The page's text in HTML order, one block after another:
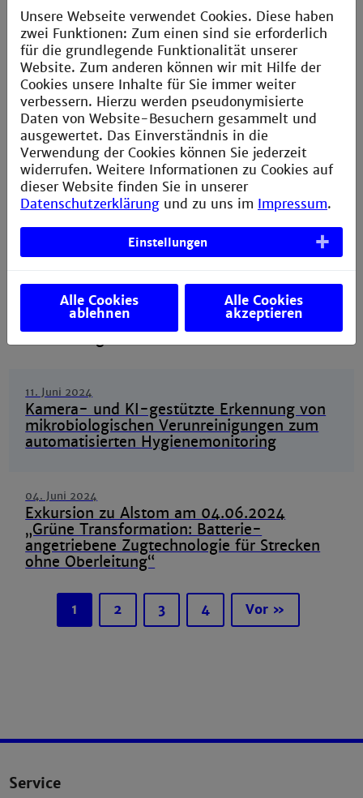
Messgeräts zur
Luftfeuchtigkeitsbestimmung
(Psychrometer)
23. März 2025
„Was hat Raketenwissenschaften mit
Wasserstofftechnologie zu tun?“
17. November 2024
Vortrag: Planung von Photovoltaikanlagen
auf architektonisch anspruchsvollen
Gebäuden – Wie können wir die
Energiewende schaffen?
18. Oktober 2024
Eine Brücke der Innovation: Die
Kooperation zwischen der Universität
Luxemburg und der Hochschule Mannheim
11. Juni 2024
Kamera- und KI-gestützte Erkennung von
mikrobiologischen Verunreinigungen zum
automatisierten Hygienemonitoring
04. Juni 2024
Exkursion zu Alstom am 04.06.2024
„Grüne Transformation: Batterie-
angetriebene Zugtechnologie für Strecken
ohne Oberleitung“
1 2 3 4 Vor »
Service
Unsere Webseite verwendet Cookies. Diese haben
zwei Funktionen: Zum einen sind sie erforderlich
für die grundlegende Funktionalität unserer
Website. Zum anderen können wir mit Hilfe der
Cookies unsere Inhalte für Sie immer weiter
verbessern. Hierzu werden pseudonymisierte
Daten von Website-Besuchern gesammelt und
ausgewertet. Das Einverständnis in die
Verwendung der Cookies können Sie jederzeit
widerrufen. Weitere Informationen zu Cookies auf
dieser Website finden Sie in unserer
Datenschutzerklärung und zu uns im Impressum.
Einstellungen
Alle Cookies
ablehnen
Alle Cookies
akzeptieren